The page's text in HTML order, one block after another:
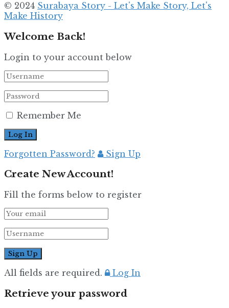
© 2024 Surabaya Story - Let's Make Story, Let's
Make History
Welcome Back!
Login to your account below
Remember Me
Forgotten Password? Sign Up
Create New Account!
Fill the forms below to register
All fields are required. Log In
Retrieve your password